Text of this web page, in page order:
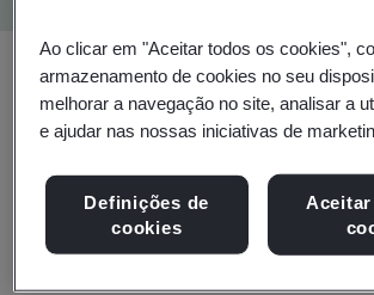
Valide
emitidos pelo BSI
Use o diretório de Certificação e
para validar certificados emitidos pelo
Ao clicar em "Aceitar todos os cookies",
armazenamento de cookies no seu
melhorar a navegação no site, analisar a
e ajudar nas nossas iniciativas de
Definições de
cookies